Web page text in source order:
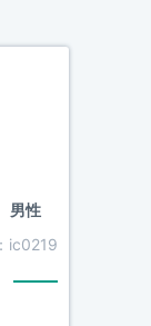
性
ic0219